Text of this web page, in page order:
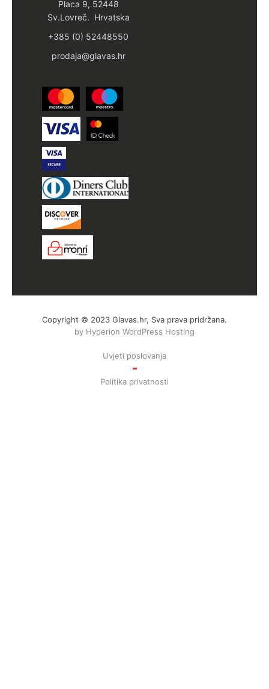
Placa 9, 52448
Sv.Lovreč. Hrvatska
+385 (0) 52448550
prodaja@glavas.hr
Copyright © 2023 Glavas.hr, Sva prava pridržana.
by Hyperion WordPress Hosting
Uvjeti poslovanja
Politika privatnosti